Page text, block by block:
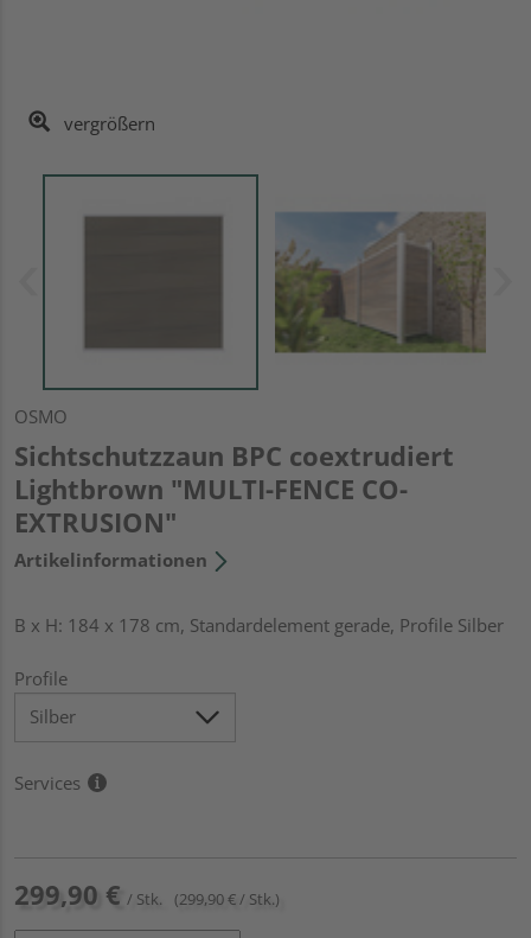
vergrößern
OSMO
Sichtschutzzaun BPC coextrudiert
Lightbrown "MULTI-FENCE CO-
EXTRUSION"
Artikelinformationen
B x H: 184 x 178 cm, Standardelement gerade, Profile Silber
Profile
Services
299,90 € / Stk. (299,90 € / Stk.)